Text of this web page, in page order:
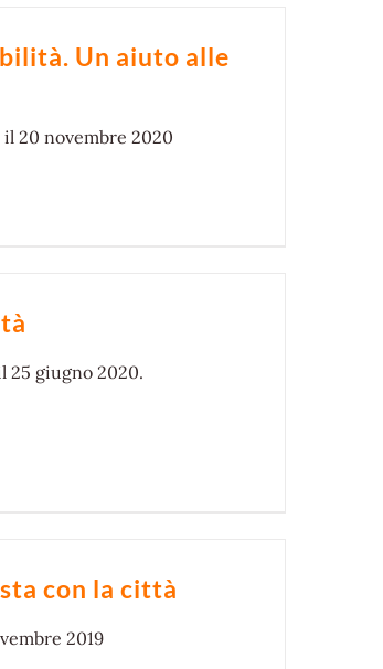
Un aiuto alle
20 novembre 2020
25 giugno 2020.
con la città
2019